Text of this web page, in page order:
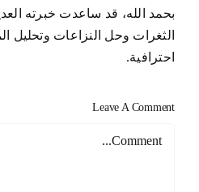
بحمد الله، قد ساعدت خبرته
الثغرات وحل النزاعات وتحليل
احترافية.
Leave A Comment